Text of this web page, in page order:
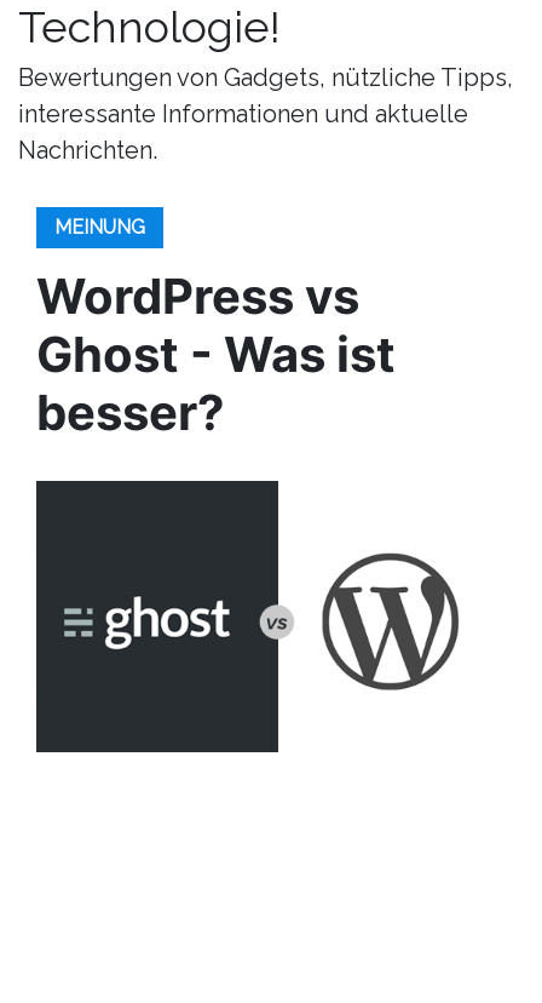
Technologie!
Bewertungen von Gadgets, nützliche Tipps,
interessante Informationen und aktuelle
Nachrichten.
MEINUNG
WordPress vs
Ghost - Was ist
besser?